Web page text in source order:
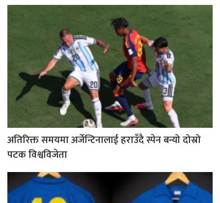
अतिरिक्त समयमा अर्जेन्टिनालाई हराउँदै स्पेन बन्यो दोस्रो
पटक विश्वविजेता